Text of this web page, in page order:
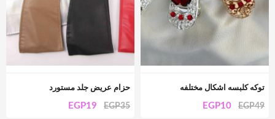
حزام عريض جلد مستورد
EGP35
EGP19
توكه كلبسه اشكال مختلفه
EGP49
EGP10